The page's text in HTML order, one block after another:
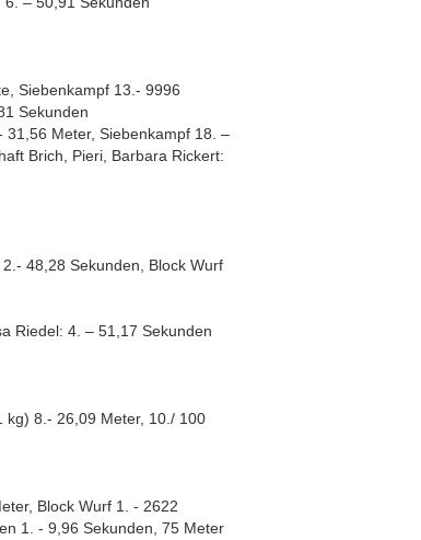
Siebenkampf 13.- 9996
Sekunden
Meter, Siebenkampf 18. –
Brich, Pieri, Barbara Rickert:
48,28 Sekunden, Block Wurf
Riedel: 4. – 51,17 Sekunden
kg) 8.- 26,09 Meter, 10./ 100
Block Wurf 1. - 2622
1. - 9,96 Sekunden, 75 Meter